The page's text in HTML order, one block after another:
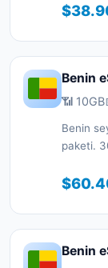
Benin
📶 10GB
Benin
paketi.
Benin